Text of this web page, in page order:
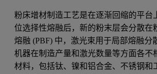
粉床增材制造工艺是在逐渐回缩的平台
位选择性熔融后，新的粉末层会分散在
熔融 (PBF) 中，激光束用于局部熔融分
机器在制造产量和激光数量等方面各不
材料，包括钛、镍和铝合金、不锈钢和